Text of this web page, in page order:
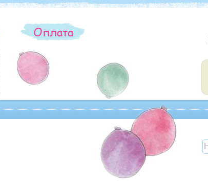
Оплата